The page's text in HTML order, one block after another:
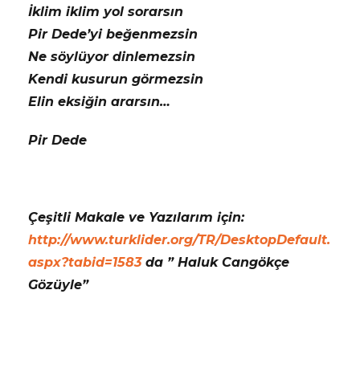
İklim iklim yol sorarsın
Pir Dede’yi beğenmezsin
Ne söylüyor dinlemezsin
Kendi kusurun görmezsin
Elin eksiğin ararsın…
Pir Dede
Çeşitli Makale ve Yazılarım için:
http://www.turklider.org/TR/DesktopDefault.
aspx?tabid=1583da ” Haluk Cangökçe
Gözüyle”